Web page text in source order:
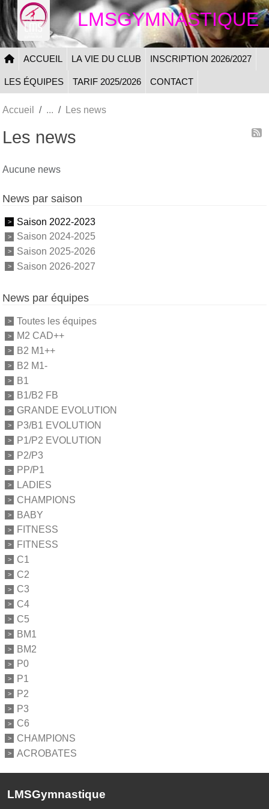
LMSGYMNASTIQUE
ACCUEIL LA VIE DU CLUB INSCRIPTION 2026/2027
LES ÉQUIPES TARIF 2025/2026 CONTACT
Accueil Les news
Les news
Aucune news
News par saison
Saison 2022-2023
Saison 2024-2025
Saison 2025-2026
Saison 2026-2027
News par équipes
Toutes les équipes
M2 CAD++
B2 M1++
B2 M1-
B1
B1/B2 FB
GRANDE EVOLUTION
P3/B1 EVOLUTION
P1/P2 EVOLUTION
P2/P3
PP/P1
LADIES
CHAMPIONS
BABY
FITNESS
FITNESS
C1
C2
C3
C4
C5
BM1
BM2
P0
P1
P2
P3
C6
CHAMPIONS
ACROBATES
LMSGymnastique
Panneau de gestion des cookies